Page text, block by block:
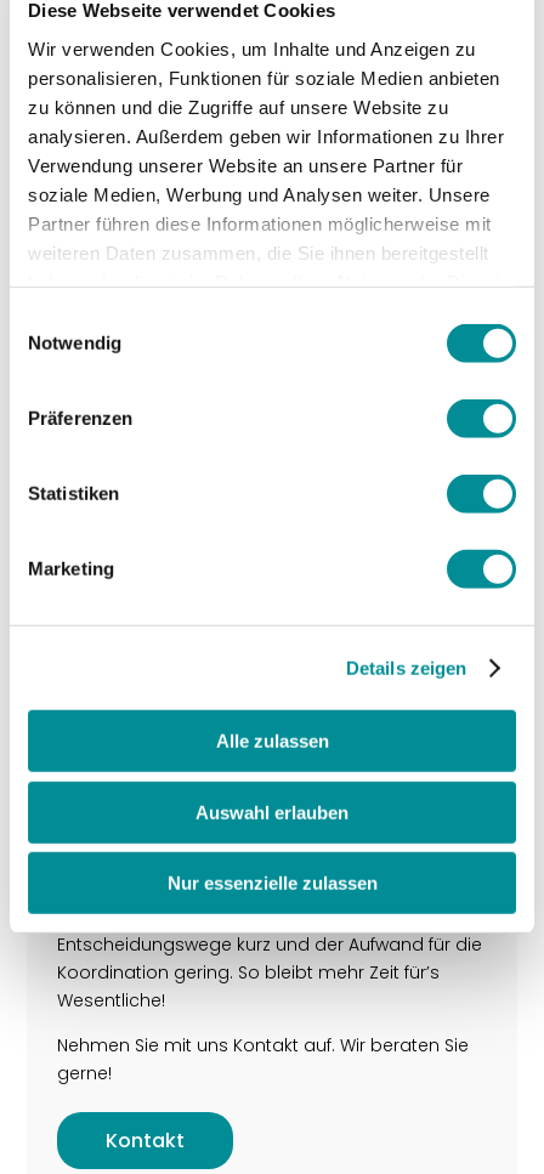
Diese Webseite verwendet Cookies
Wir verwenden Cookies, um Inhalte und Anzeigen zu
personalisieren, Funktionen für soziale Medien anbieten
zu können und die Zugriffe auf unsere Website zu
analysieren. Außerdem geben wir Informationen zu Ihrer
Verwendung unserer Website an unsere Partner für
soziale Medien, Werbung und Analysen weiter. Unsere
Partner führen diese Informationen möglicherweise mit
weiteren Daten zusammen, die Sie ihnen bereitgestellt
Notwendig
Präferenzen
Statistiken
Marketing
Details zeigen
Alle zulassen
Auswahl erlauben
Nur essenzielle zulassen
9,00 kWp
Modul
Mono gerahmt, 250 Wp, Solar Industries
Produktion
9210 kWh/Jahr
Nehmen Sie Kontakt auf
Unsere Stärke liegt darin, Planung und Ausführung
aus einer Hand anzubieten. Dadurch bleiben die
Entscheidungswege kurz und der Aufwand für die
Koordination gering. So bleibt mehr Zeit für’s
Wesentliche!
Nehmen Sie mit uns Kontakt auf. Wir beraten Sie
gerne!
Kontakt